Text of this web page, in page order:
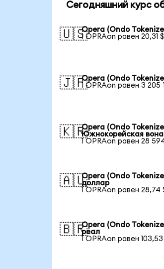
Сегодняшний курс
🇺🇸Opera (Ondo
1 OPRAon равен 20,31 $
🇯🇵Opera (Ondo
1 OPRAon равен 3 205
🇰🇷Opera (Ondo
Южнокорейская вона
1 OPRAon равен 28
🇦🇺Opera (Ondo
доллар
1 OPRAon равен 28,74
🇧🇷Opera (Ondo
реал
1 OPRAon равен 103,53